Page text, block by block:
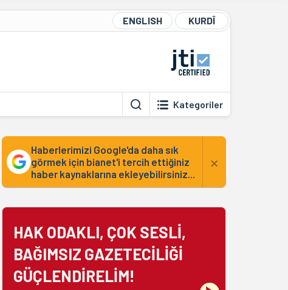
ENGLISH KURDÎ
Kategoriler
Haberlerimizi Google'da daha sık
görmek için bianet'i tercih ettiğiniz
haber kaynaklarına ekleyebilirsiniz...
×
HAK ODAKLI, ÇOK SESLİ,
BAĞIMSIZ GAZETECİLİĞİ
GÜÇLENDİRELİM!